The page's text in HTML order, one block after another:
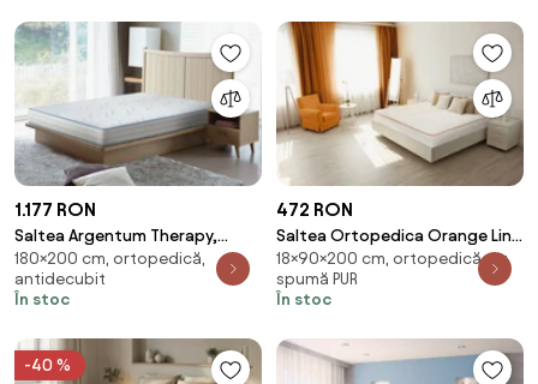
1.177 RON
Saltea Argentum Therapy,
Memory Arctic Gel, 180x200
cm, H 18 cm, Husa cu ioni de
argint, Super Ortopedica,
180×200 cm, ortopedică,
antidecubit
În stoc
472 RON
Saltea Ortopedica Orange Line
90x200 cm, H 18 cm -
Hipoalergenica, anatomica
18×90×200 cm, ortopedică, cu
spumă PUR
În stoc
-40 %